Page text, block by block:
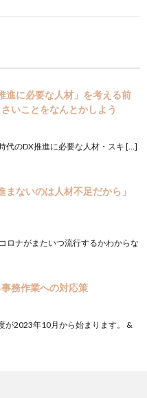
進に必要な人材」を考える前
いことをなんとかしよう
代のDX推進に必要な人材・スキ […]
まないのは人材不足だから」
ロナがまたいつ流行するかわからな
務作業への対応策
が2023年10月から始まります。 &